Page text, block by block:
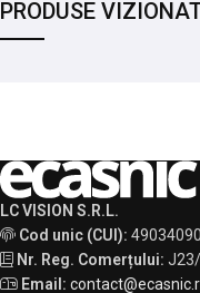
PRODUSE
LC VISION S.R.L.
Cod unic (CUI): 49034090
Nr. Reg. Comerțului:
Email: